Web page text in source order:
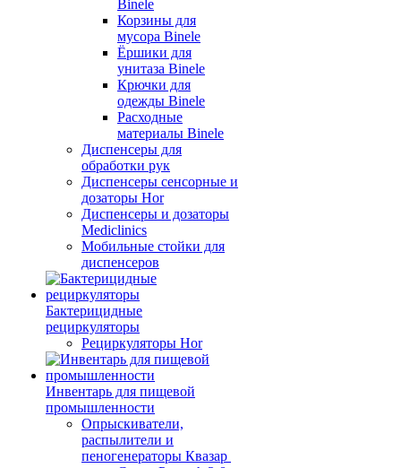
Binele
Корзины для
мусора Binele
Ёршики для
унитаза Binele
Крючки для
одежды Binele
Расходные
материалы Binele
Диспенсеры для
обработки рук
Диспенсеры сенсорные и
дозаторы Hor
Диспенсеры и дозаторы
Mediclinics
Мобильные стойки для
диспенсеров
Бактерицидные
рециркуляторы
Рециркуляторы Hor
Инвентарь для пищевой
промышленности
Опрыскиватели,
распылители и
пеногенераторы Квазар